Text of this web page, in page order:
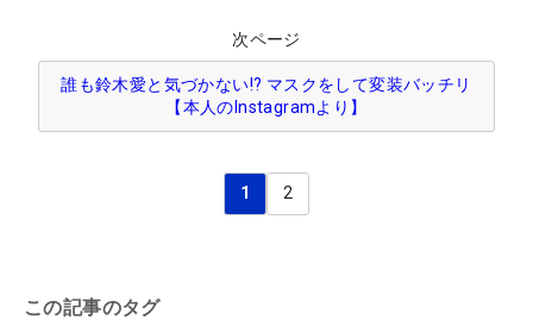
次ページ
誰も鈴木愛と気づかない!? マスクをして変装バッチリ
【本人のInstagramより】
1 2
この記事のタグ